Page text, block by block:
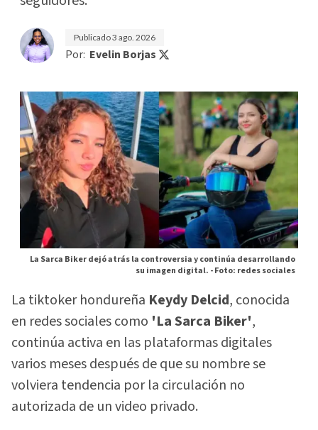
Publicado3 ago. 2026
Por: Evelin Borjas
La Sarca Biker dejó atrás la controversia y continúa desarrollando
su imagen digital. -Foto: redes sociales
La tiktoker hondureña Keydy Delcid, conocida
en redes sociales como 'La Sarca Biker',
continúa activa en las plataformas digitales
varios meses después de que su nombre se
volviera tendencia por la circulación no
autorizada de un video privado.